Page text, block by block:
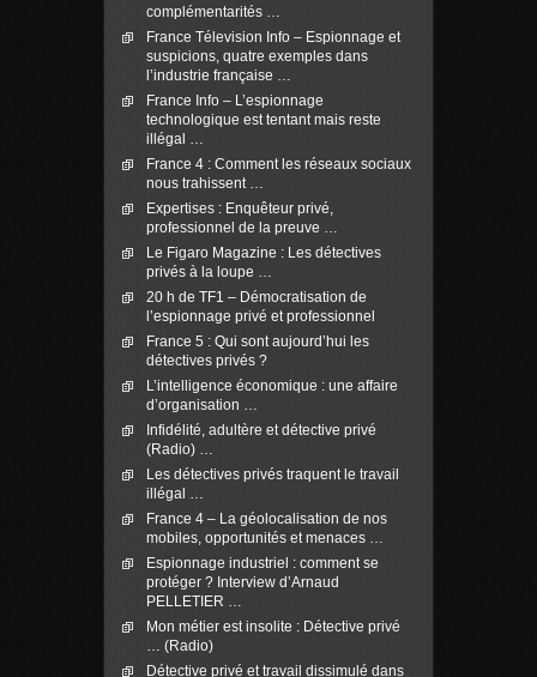
complémentarités …
France Télevision Info – Espionnage et
suspicions, quatre exemples dans
l’industrie française …
France Info – L’espionnage
technologique est tentant mais reste
illégal …
France 4 : Comment les réseaux sociaux
nous trahissent …
Expertises : Enquêteur privé,
professionnel de la preuve …
Le Figaro Magazine : Les détectives
privés à la loupe …
20 h de TF1 – Démocratisation de
l’espionnage privé et professionnel
France 5 : Qui sont aujourd’hui les
détectives privés ?
L’intelligence économique : une affaire
d’organisation …
Infidélité, adultère et détective privé
(Radio) …
Les détectives privés traquent le travail
illégal …
France 4 – La géolocalisation de nos
mobiles, opportunités et menaces …
Espionnage industriel : comment se
protéger ? Interview d’Arnaud
PELLETIER …
Mon métier est insolite : Détective privé
… (Radio)
Détective privé et travail dissimulé dans